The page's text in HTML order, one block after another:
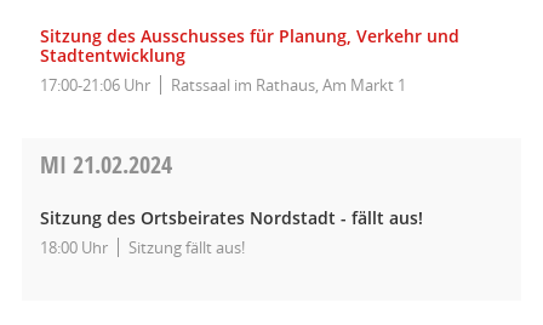
Sitzung des Ausschusses für Planung, Verkehr und
Stadtentwicklung
17:00-21:06 Uhr Ratssaal im Rathaus, Am Markt 1
MI 21.02.2024
Sitzung des Ortsbeirates Nordstadt - fällt aus!
18:00 Uhr Sitzung fällt aus!